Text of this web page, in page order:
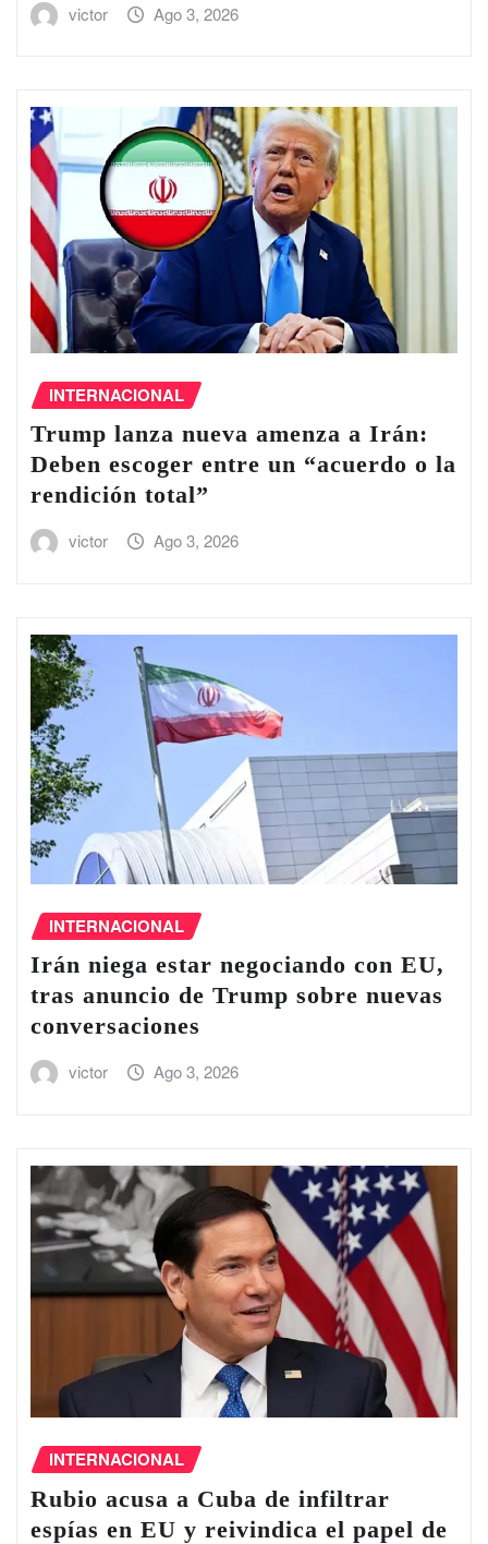
victor Ago 3, 2026
INTERNACIONAL
Trump lanza nueva amenza a Irán:
Deben escoger entre un “acuerdo o la
rendición total”
victor Ago 3, 2026
INTERNACIONAL
Irán niega estar negociando con EU,
tras anuncio de Trump sobre nuevas
conversaciones
victor Ago 3, 2026
INTERNACIONAL
Rubio acusa a Cuba de infiltrar
espías en EU y reivindica el papel de